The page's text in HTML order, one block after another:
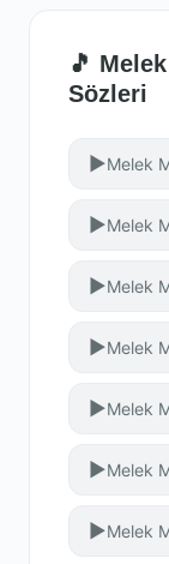
🎵
Sözleri
▶
▶Melek
▶Melek
▶Melek
▶Melek
▶Melek
▶Melek